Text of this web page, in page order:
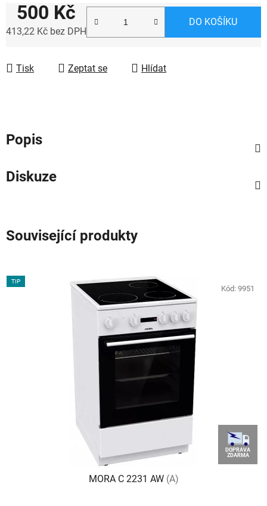
500 Kč
413,22 Kč bez DPH
DO KOŠÍKU
Tisk Zeptat se Hlídat
Popis
Diskuze
Související produkty
TIP
DOPRAVA
ZDARMA
MORA C 2231 AW (A)
Kód: 9951